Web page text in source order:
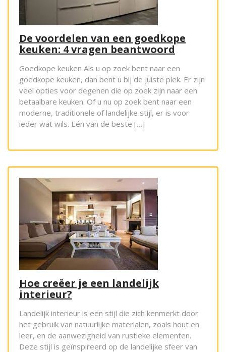
De voordelen van een goedkope
keuken: 4 vragen beantwoord
Goedkope keuken Als u op zoek bent naar een
goedkope keuken, dan bent u bij de juiste plek. Er zijn
veel opties voor degenen die op zoek zijn naar een
betaalbare keuken. Of u nu op zoek bent naar een
moderne, traditionele of landelijke stijl, er is voor
ieder wat wils. Eén van de beste […]
Hoe creëer je een landelijk
interieur?
Landelijk interieur is een stijl die zich kenmerkt door
het gebruik van natuurlijke materialen, zoals hout en
leer, en de aanwezigheid van rustieke elementen.
Deze stijl is geïnspireerd op de landelijke sfeer van